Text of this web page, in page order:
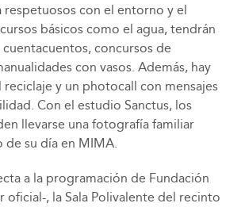
respetuosos con el entorno y el
básicos como el agua, tendrán
cuentacuentos, concursos de
con vasos. Además, hay
reciclaje y un photocall con mensajes
Con el estudio Sanctus, los
llevarse una fotografía familiar
su día en MIMA.
a la programación de Fundación
oficial-, la Sala Polivalente del recinto